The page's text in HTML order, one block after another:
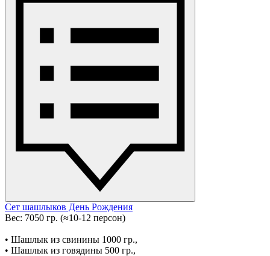
Сет шашлыков День Рождения
Вес: 7050 гр. (≈10-12 персон)
• Шашлык из свинины 1000 гр.,
• Шашлык из говядины 500 гр.,